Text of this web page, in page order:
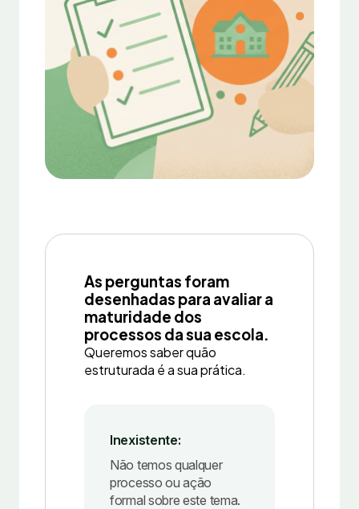
As perguntas foram
desenhadas para avaliar a
maturidade dos
processos da sua escola.
Queremos saber quão
estruturada é a sua prática.
Inexistente:
Não temos qualquer
processo ou ação
formal sobre este tema.